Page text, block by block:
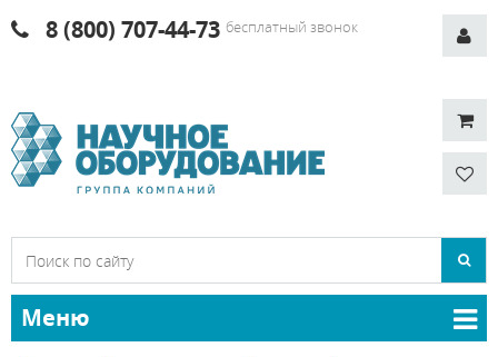
8 (800) 707-44-73 бесплатный звонок
Меню